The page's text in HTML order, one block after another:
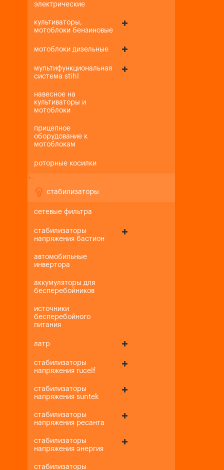
электрические
культиваторы,
мотоблоки бензиновые
мотоблоки дизельные
мультифункциональная
система stihl
навесное на
культиваторы и
мотоблоки
прицепное
оборудование к
мотоблокам
роторные косилки
+-
стабилизаторы
сетевые фильтра
стабилизаторы
напряжения бастион
автомобильные
инвертора
аккумуляторы для
бесперебойников
источники
бесперебойного
питания
латр
стабилизаторы
напряжения rucelf
стабилизаторы
напряжения suntek
стабилизаторы
напряжения ресанта
стабилизаторы
напряжения энергия
стабилизаторы